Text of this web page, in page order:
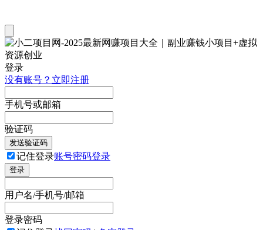
登录
没有账号？立即注册
手机号或邮箱
验证码
发送验证码
记住登录账号密码登录
登录
用户名/手机号/邮箱
登录密码